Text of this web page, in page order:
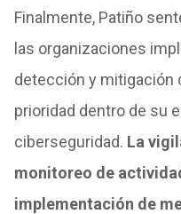
Finalmente, Patiño
las organizaciones
detección y mitigación
prioridad dentro de su
ciberseguridad. La
monitoreo de
implementación de